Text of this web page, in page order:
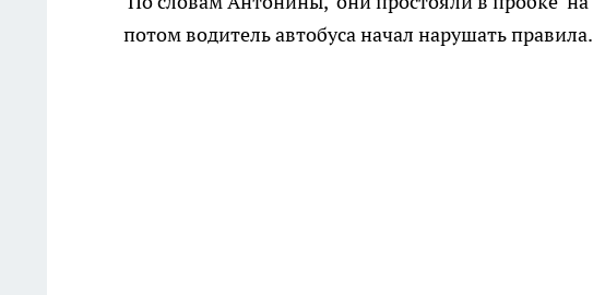
потом водитель автобуса начал нарушать правила.